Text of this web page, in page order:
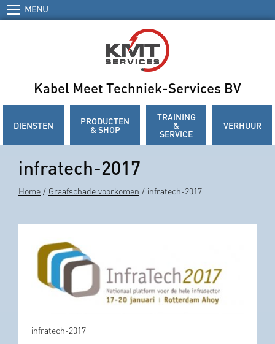
MENU
Kabel Meet Techniek-Services BV
DIENSTEN PRODUCTEN
& SHOP
TRAINING
&
SERVICE
VERHUUR
infratech-2017
Home / Graafschade voorkomen / infratech-2017
infratech-2017